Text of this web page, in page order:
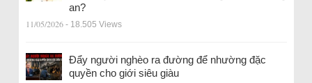
an?
11/05/2026 - 18.505 Views
Đẩy người nghèo ra đường để nhường đặc
quyền cho giới siêu giàu